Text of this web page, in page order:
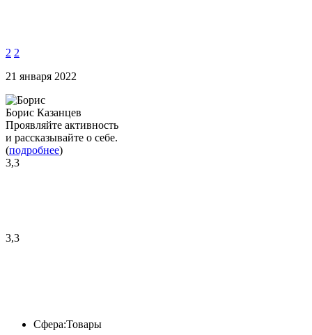
2 2
21 января 2022
Борис Казанцев
Проявляйте активность
и рассказывайте о себе.
(подробнее)
3,3
3,3
Сфера:Товары